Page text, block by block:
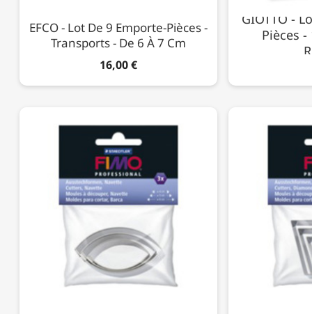
EFCO - Lot De 9 Emporte-Pièces -
Transports - De 6 À 7 Cm
16,00 €
GIOTTO -
Pièces -